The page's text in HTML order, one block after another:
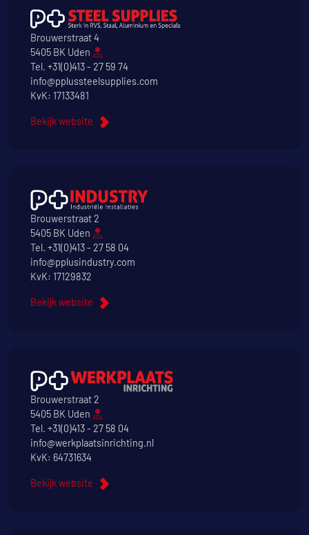
Brouwerstraat 4
5405 BK Uden
Tel. +31(0)413 - 27 59 74
info@pplussteelsupplies.com
KvK: 17133481
Bekijk website
Brouwerstraat 2
5405 BK Uden
Tel. +31(0)413 - 27 58 04
info@pplusindustry.com
KvK: 17129832
Bekijk website
Brouwerstraat 2
5405 BK Uden
Tel. +31(0)413 - 27 58 04
info@werkplaatsinrichting.nl
KvK: 64731634
Bekijk website